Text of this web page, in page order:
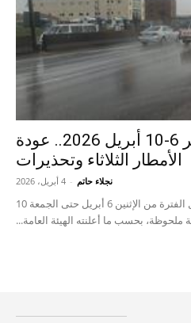
حالة الطقس في مصر 6-10 أبريل 2026.. عودة
الأمطار الثلاثاء وتحذيرات
نجلاء حاتم - 4 أبريل، 2026
تشهد حالة الطقس في مصر خلال الفترة من الإثنين 6 أبريل حتى الجمعة 10